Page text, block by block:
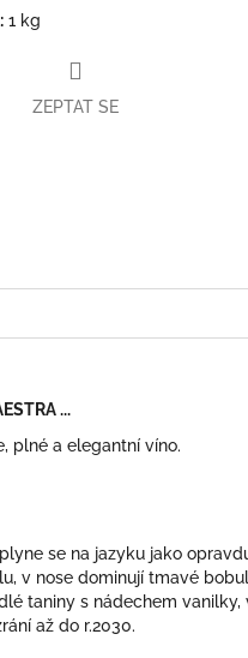
: 1 kg
ZEPTAT SE
...
plné a elegantní víno.
se na jazyku jako
v nose dominují tmavé
taniny s nádechem vanilky,
až do r.2030.